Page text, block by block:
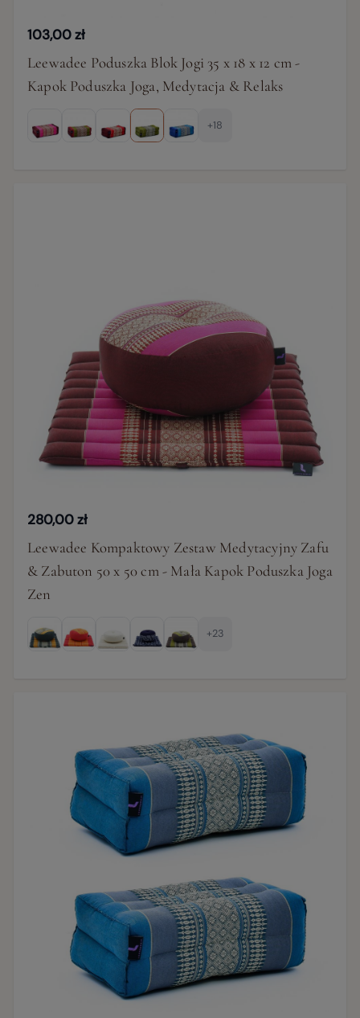
103,00 zł
Leewadee Poduszka Blok Jogi 35 x 18 x 12 cm -
Kapok Poduszka Joga, Medytacja & Relaks
+18
280,00 zł
Leewadee Kompaktowy Zestaw Medytacyjny Zafu
& Zabuton 50 x 50 cm - Mała Kapok Poduszka Joga
Zen
+23